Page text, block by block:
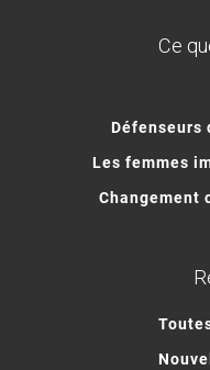
Ce
Défenseurs
Les femmes
Changement